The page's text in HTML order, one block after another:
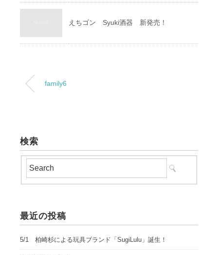
えちゴン Syuki酒器 新発売！
family6
検索
最近の投稿
5/1 柏崎杉による玩具ブランド「SugiLulu」誕生！